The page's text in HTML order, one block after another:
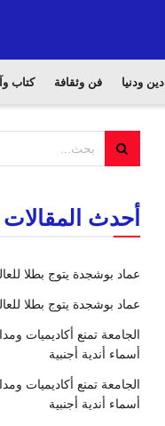
دين ودنيا فن وثقافة كتاب
أحدث المقالات
عماد بوشجدة يتوج بطلا للعالم
عماد بوشجدة يتوج بطلا للعالم
الجامعة تمنع أكاديميات
أسماء أندية أجنبية
الجامعة تمنع أكاديميات
أسماء أندية أجنبية